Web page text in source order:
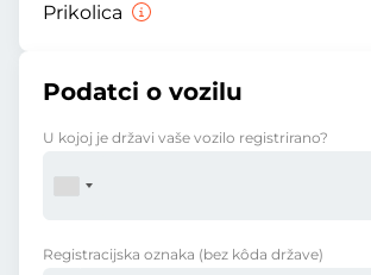
Prikolica
Podatci o vozilu
U kojoj je državi vaše vozilo registrirano?
Registracijska oznaka (bez kôda države)